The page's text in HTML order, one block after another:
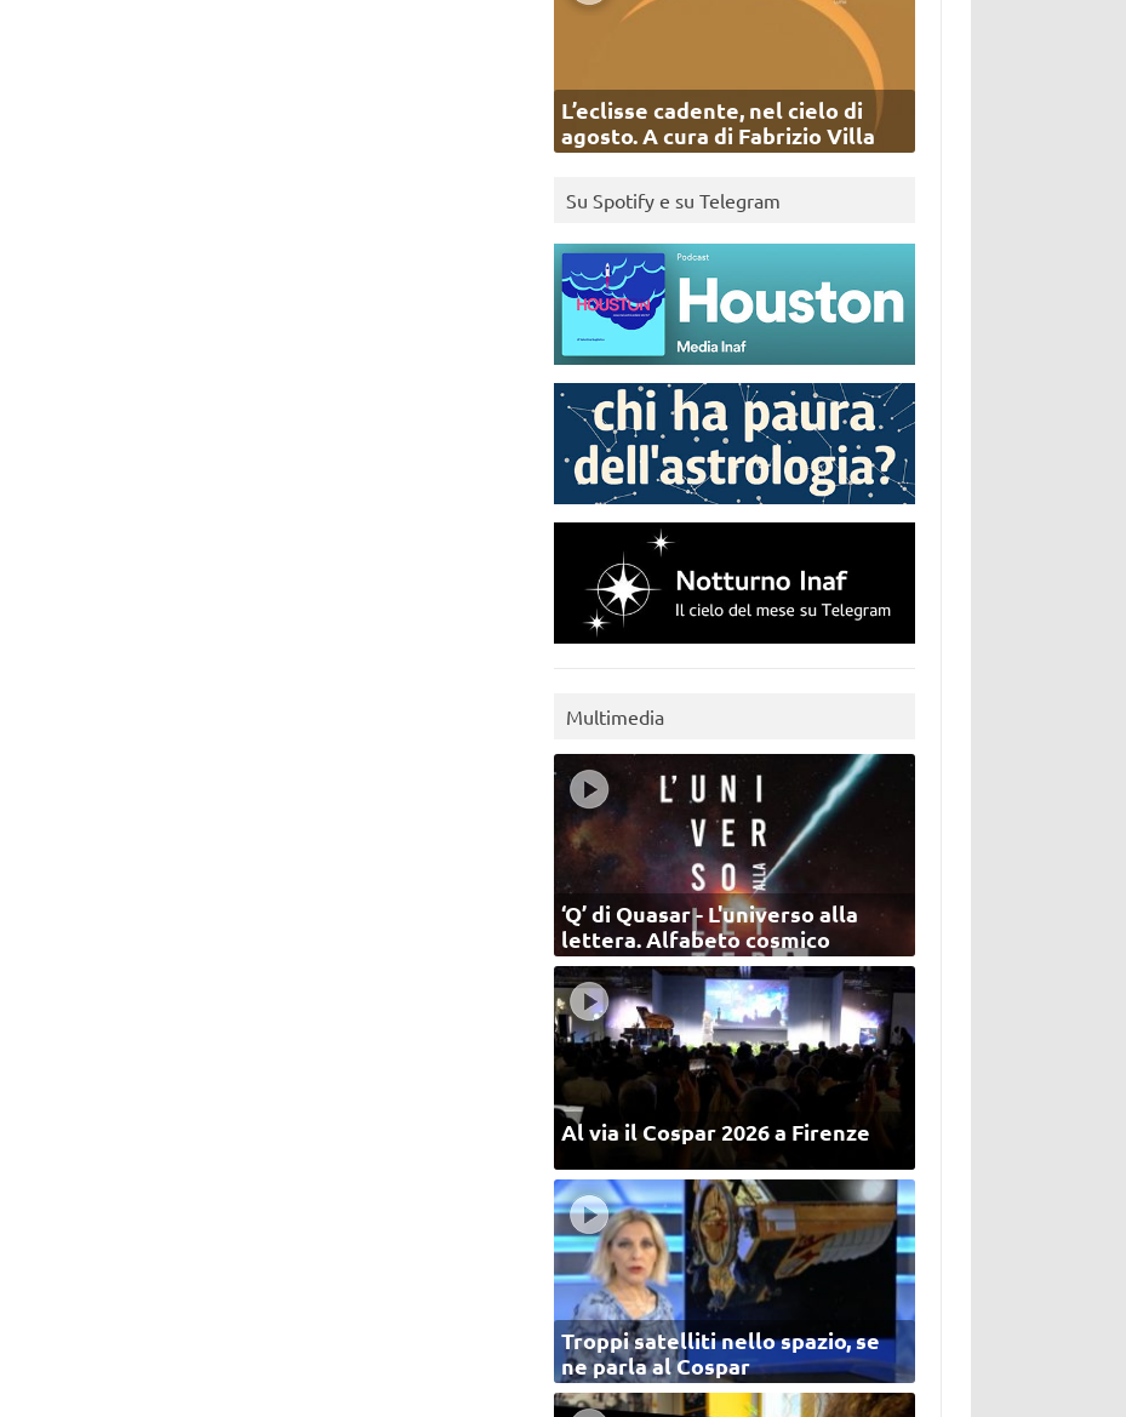
L’eclisse cadente, nel cielo di
agosto. A cura di Fabrizio Villa
Su Spotify e su Telegram
Multimedia
‘Q’ di Quasar - L'universo alla
lettera. Alfabeto cosmico
Al via il Cospar 2026 a Firenze
Troppi satelliti nello spazio, se
ne parla al Cospar